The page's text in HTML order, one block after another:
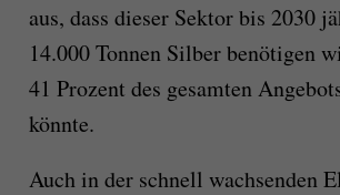
aus, dass dieser Sektor bis 2030
14.000 Tonnen Silber benötigen
41 Prozent des gesamten
könnte.
Auch in der schnell wachsenden